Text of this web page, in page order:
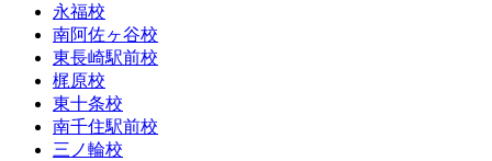
永福校
南阿佐ヶ谷校
東長崎駅前校
梶原校
東十条校
南千住駅前校
三ノ輪校